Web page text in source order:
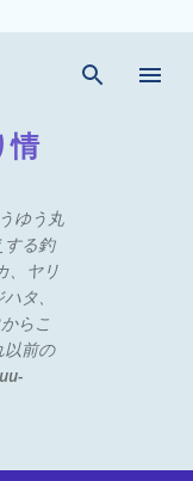
ンツに移動
情
ゆう丸
する釣
、ヤリ
タ、
らこ
以前の